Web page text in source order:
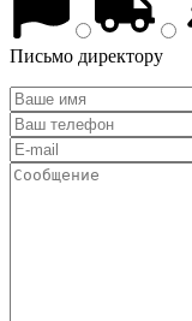
Письмо директору